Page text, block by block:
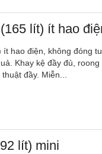
lít) ít hao
hao điện, không đóng
Khay kệ đầy đủ,
đầy. Miễn...
lít) mini